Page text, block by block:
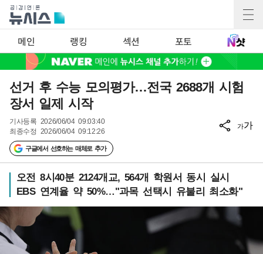
메인 랭킹 섹션 포토
선거 후 수능 모의평가…전국 2688개 시험
장서 일제 시작
기사등록 2026/06/04 09:03:40
최종수정 2026/06/04 09:12:26
구글에서 선호하는 매체로 추가
가가
오전 8시40분 2124개교, 564개 학원서 동시 실시
EBS 연계율 약 50%…"과목 선택시 유불리 최소화"